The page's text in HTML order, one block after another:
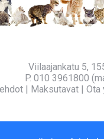
Viilaajankatu 5,
P. 010 3961800
| Maksutavat| Ota